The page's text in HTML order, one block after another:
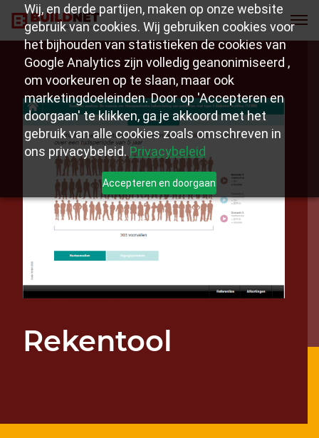
Wij, en derde partijen, maken op onze website
gebruik van cookies. Wij gebruiken cookies voor
het bijhouden van statistieken de cookies van
Google Analytics zijn volledig geanonimiseerd ,
om voorkeuren op te slaan, maar ook
marketingdoeleinden. Door op 'Accepteren en
doorgaan' te klikken, ga je akkoord met het
gebruik van alle cookies zoals omschreven in
ons privacybeleid. Privacybeleid
Accepteren en doorgaan
Rekentool